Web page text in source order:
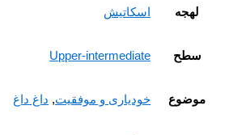
لهجه اسکاتیش
سطح Upper-intermediate
موضوع خودیاری و موفقیت,داغ داغ